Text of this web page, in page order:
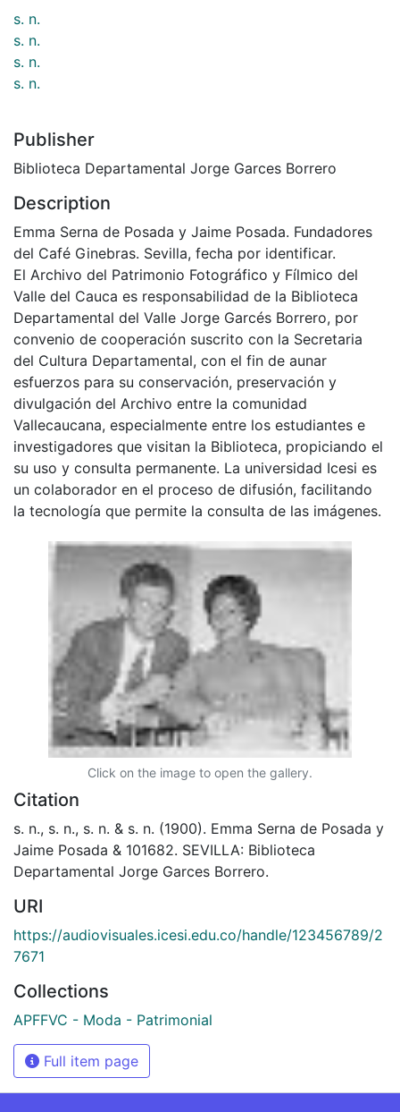
s. n.
s. n.
s. n.
s. n.
Publisher
Biblioteca Departamental Jorge Garces Borrero
Description
Emma Serna de Posada y Jaime Posada. Fundadores
del Café Ginebras. Sevilla, fecha por identificar.
El Archivo del Patrimonio Fotográfico y Fílmico del
Valle del Cauca es responsabilidad de la Biblioteca
Departamental del Valle Jorge Garcés Borrero, por
convenio de cooperación suscrito con la Secretaria
del Cultura Departamental, con el fin de aunar
esfuerzos para su conservación, preservación y
divulgación del Archivo entre la comunidad
Vallecaucana, especialmente entre los estudiantes e
investigadores que visitan la Biblioteca, propiciando el
su uso y consulta permanente. La universidad Icesi es
un colaborador en el proceso de difusión, facilitando
la tecnología que permite la consulta de las imágenes.
Click on the image to open the gallery.
Citation
s. n., s. n., s. n. & s. n. (1900). Emma Serna de Posada y
Jaime Posada & 101682. SEVILLA: Biblioteca
Departamental Jorge Garces Borrero.
URI
https://audiovisuales.icesi.edu.co/handle/123456789/2
7671
Collections
APFFVC - Moda - Patrimonial
Full item page